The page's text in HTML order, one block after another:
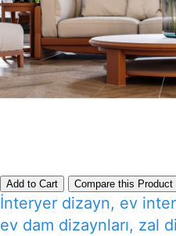
Add to Cart Compare this Product
İnteryer dizayn, ev
ev dam dizaynları, zal